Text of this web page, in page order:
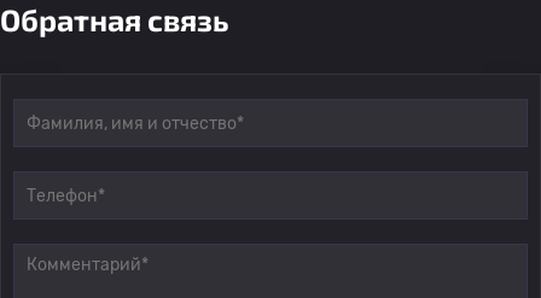
Обратная связь